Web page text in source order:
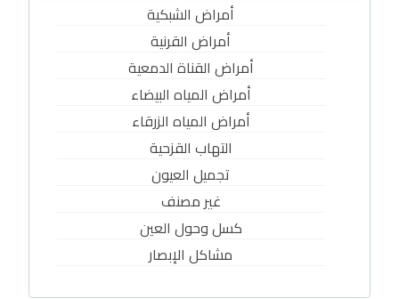
أمراض الشبكية
أمراض القرنية
أمراض القناة الدمعية
أمراض المياه البيضاء
أمراض المياه الزرقاء
التهاب القزحية
تجميل العيون
غير مصنف
كسل وحول العين
مشاكل الإبصار